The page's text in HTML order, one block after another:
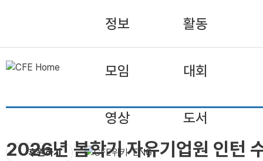
정보 활동
모임 대회
영상 도서
후원하기 ENG
2026년 봄학기 자유기업원 인턴